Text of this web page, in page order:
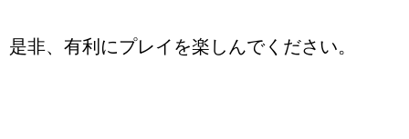
是非、有利にプレイを楽しんでください。